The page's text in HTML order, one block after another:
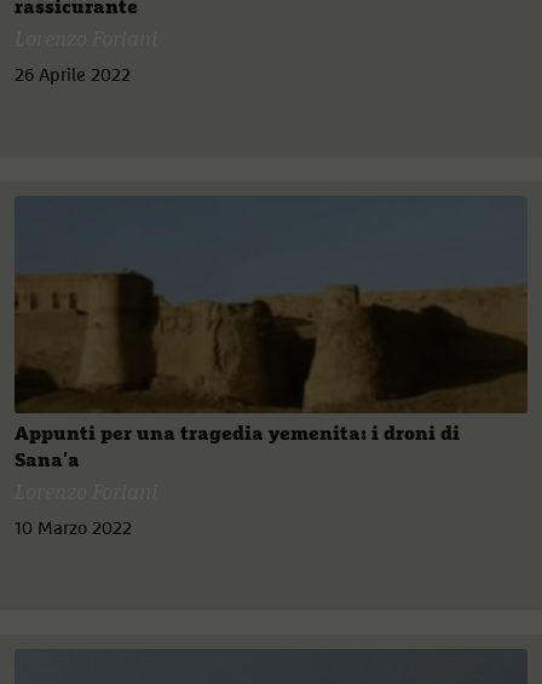
rassicurante
26 Aprile 2022
Appunti per una tragedia yemenita: i droni di
Sana′a
10 Marzo 2022